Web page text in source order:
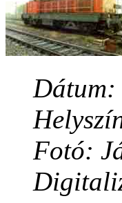
Dátum:
Fotó: